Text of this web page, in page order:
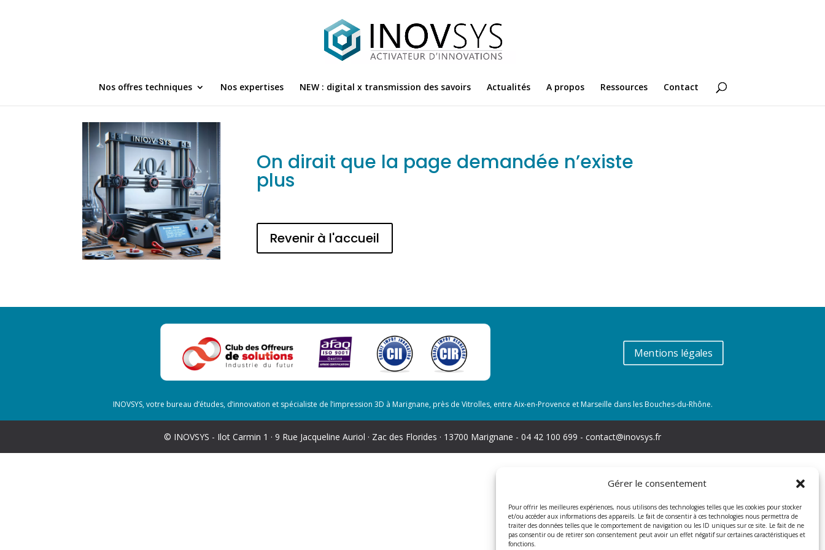
Gérer le consentement
Pour offrir les meilleures expériences, nous utilisons des technologies telles que les cookies pour stocker
et/ou accéder aux informations des appareils. Le fait de consentir à ces technologies nous permettra de
traiter des données telles que le comportement de navigation ou les ID uniques sur ce site. Le fait de ne
pas consentir ou de retirer son consentement peut avoir un effet négatif sur certaines caractéristiques et
fonctions.
Nos offres techniques Nos expertises NEW : digital x transmission des savoirs Actualités A propos Ressources Contact
On dirait que la page demandée n’existe
plus
Revenir à l'accueil
Mentions légales
INOVSYS, votre bureau d’études, d’innovation et spécialiste de l’impression 3D à Marignane, près de Vitrolles, entre Aix-en-Provence et Marseille dans les Bouches-du-Rhône.
© INOVSYS - Ilot Carmin 1 · 9 Rue Jacqueline Auriol · Zac des Florides · 13700 Marignane - 04 42 100 699 - contact@inovsys.fr